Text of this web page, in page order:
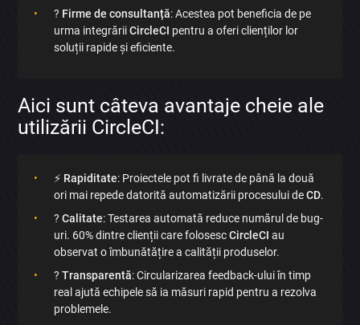
?️ Firme de consultanță: Acestea pot beneficia de pe
urma integrăriiCircleCI pentru a oferi clienților lor
soluții rapide și eficiente.
Aici sunt câteva avantaje cheie ale
utilizării CircleCI:
⚡ Rapiditate: Proiectele pot fi livrate de până la două
ori mai repede datorită automatizării procesului deCD.
?Calitate: Testarea automată reduce numărul de bug-
uri. 60% dintre clienții care folosescCircleCI au
observat o îmbunătățire a calității produselor.
?Transparentă: Circularizarea feedback-ului în timp
real ajută echipele să ia măsuri rapid pentru a rezolva
problemele.